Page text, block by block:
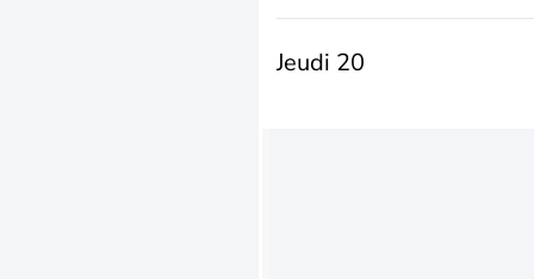
Jeudi 20